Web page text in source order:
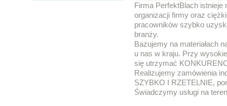
Firma PerfektBlach istnieje
organizacji firmy oraz
pracowników szybko
branży.
Bazujemy na materiałach
u nas w kraju. Przy
się utrzymać
Realizujemy zamówienia
SZYBKO I RZETELNIE,
Świadczymy usługi na